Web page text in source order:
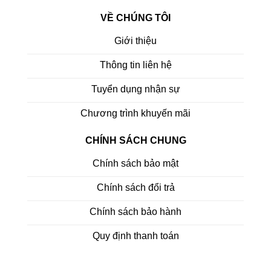
VỀ CHÚNG TÔI
Giới thiệu
Thông tin liên hệ
Tuyển dụng nhận sự
Chương trình khuyến mãi
CHÍNH SÁCH CHUNG
Chính sách bảo mật
Chính sách đổi trả
Chính sách bảo hành
Quy định thanh toán